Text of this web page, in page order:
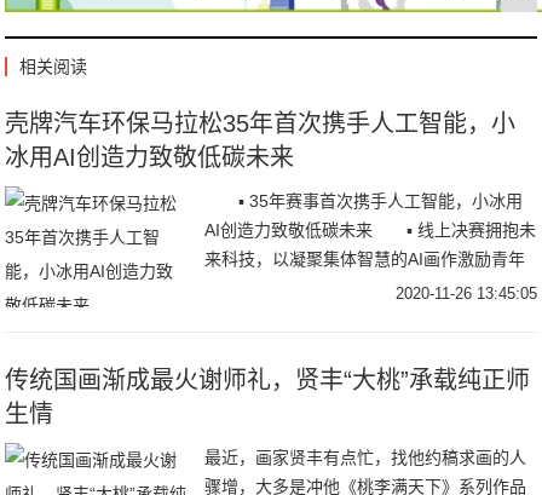
相关阅读
壳牌汽车环保马拉松35年首次携手人工智能，小
冰用AI创造力致敬低碳未来
▪ 35年赛事首次携手人工智能，小冰用
AI创造力致敬低碳未来 ▪ 线上决赛拥抱未
来科技，以凝聚集体智慧的AI画作激励青年
学子持续创新 11月25日，202020-11-26 13:45:05
传统国画渐成最火谢师礼，贤丰“大桃”承载纯正师
生情
最近，画家贤丰有点忙，找他约稿求画的人
骤增，大多是冲他《桃李满天下》系列作品